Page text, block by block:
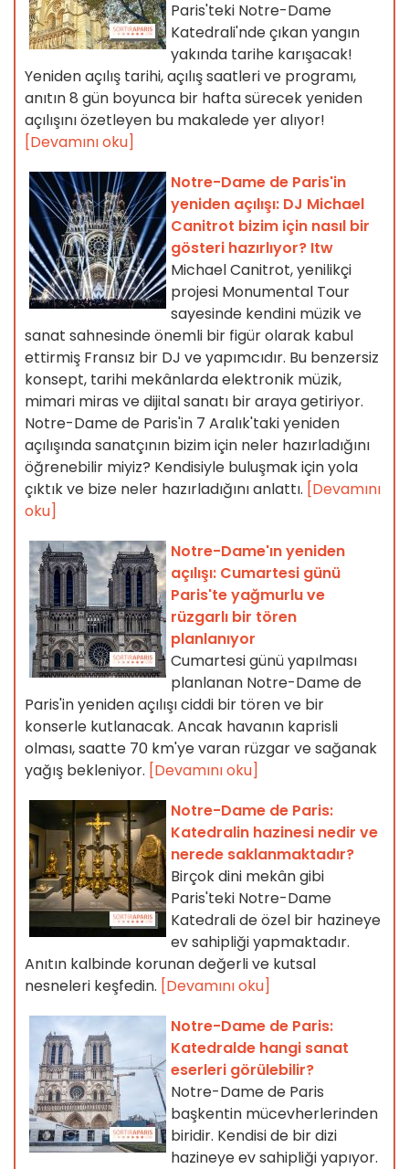
Paris'teki Notre-Dame
Katedrali'nde çıkan yangın
yakında tarihe karışacak!
Yeniden açılış tarihi, açılış saatleri ve programı,
anıtın 8 gün boyunca bir hafta sürecek yeniden
açılışını özetleyen bu makalede yer alıyor!
[Devamını oku]
Notre-Dame de Paris'in
yeniden açılışı: DJ Michael
Canitrot bizim için nasıl bir
gösteri hazırlıyor? Itw
Michael Canitrot, yenilikçi
projesi Monumental Tour
sayesinde kendini müzik ve
sanat sahnesinde önemli bir figür olarak kabul
ettirmiş Fransız bir DJ ve yapımcıdır. Bu benzersiz
konsept, tarihi mekânlarda elektronik müzik,
mimari miras ve dijital sanatı bir araya getiriyor.
Notre-Dame de Paris'in 7 Aralık'taki yeniden
açılışında sanatçının bizim için neler hazırladığını
öğrenebilir miyiz? Kendisiyle buluşmak için yola
çıktık ve bize neler hazırladığını anlattı. [Devamını
oku]
Notre-Dame'ın yeniden
açılışı: Cumartesi günü
Paris'te yağmurlu ve
rüzgarlı bir tören
planlanıyor
Cumartesi günü yapılması
planlanan Notre-Dame de
Paris'in yeniden açılışı ciddi bir tören ve bir
konserle kutlanacak. Ancak havanın kaprisli
olması, saatte 70 km'ye varan rüzgar ve sağanak
yağış bekleniyor. [Devamını oku]
Notre-Dame de Paris:
Katedralin hazinesi nedir ve
nerede saklanmaktadır?
Birçok dini mekân gibi
Paris'teki Notre-Dame
Katedrali de özel bir hazineye
ev sahipliği yapmaktadır.
Anıtın kalbinde korunan değerli ve kutsal
nesneleri keşfedin. [Devamını oku]
Notre-Dame de Paris:
Katedralde hangi sanat
eserleri görülebilir?
Notre-Dame de Paris
başkentin mücevherlerinden
biridir. Kendisi de bir dizi
hazineye ev sahipliği yapıyor.